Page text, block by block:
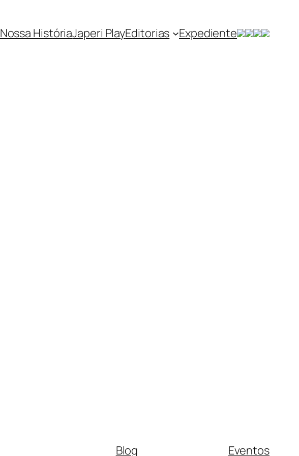
Nossa HistóriaJaperi PlayEditorias Expediente
Blog Eventos